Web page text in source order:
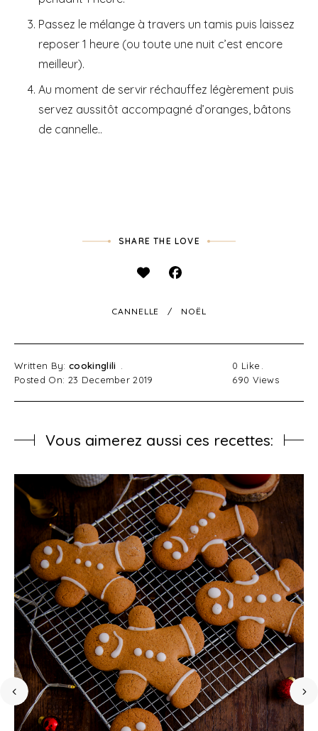
Passez le mélange à travers un tamis puis laissez
reposer 1 heure (ou toute une nuit c’est encore
meilleur).
Au moment de servir réchauffez légèrement puis
servez aussitôt accompagné d’oranges, bâtons
de cannelle..
SHARE THE LOVE
CANNELLE NOËL
Written By: cookinglili
Posted On: 23 December 2019
0 Like
690 Views
Vous aimerez aussi ces recettes: